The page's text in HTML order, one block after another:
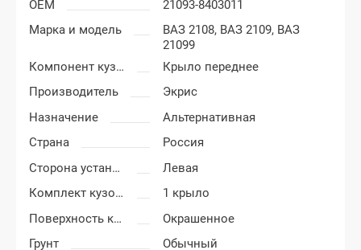
OEM
21093-8403011
Марка и модель
ВАЗ 2108, ВАЗ 2109, ВАЗ
21099
Компонент кузова
Крыло переднее
Производитель
Экрис
Назначение
Альтернативная
Страна
Россия
Сторона установки
Левая
Комплект кузовных деталей
1 крыло
Поверхность крыла
Окрашенное
Грунт
Обычный